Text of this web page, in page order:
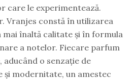
care le experimentează.
Vranjes constă în utilizarea
înaltă calitate și în formula
a notelor. Fiecare parfum
aducând o senzație de
modernitate, un amestec